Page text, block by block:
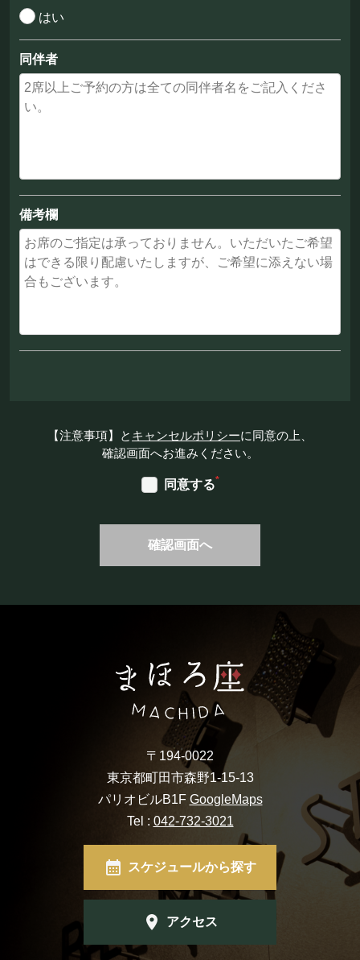
はい
同伴者
備考欄
【注意事項】と キャンセルポリシーに同意の上、
確認画面へお進みください。
同意する*
確認画面へ
〒194-0022
東京都町田市森野1-15-13
パリオビルB1F GoogleMaps
Tel : 042-732-3021
スケジュールから探す
アクセス